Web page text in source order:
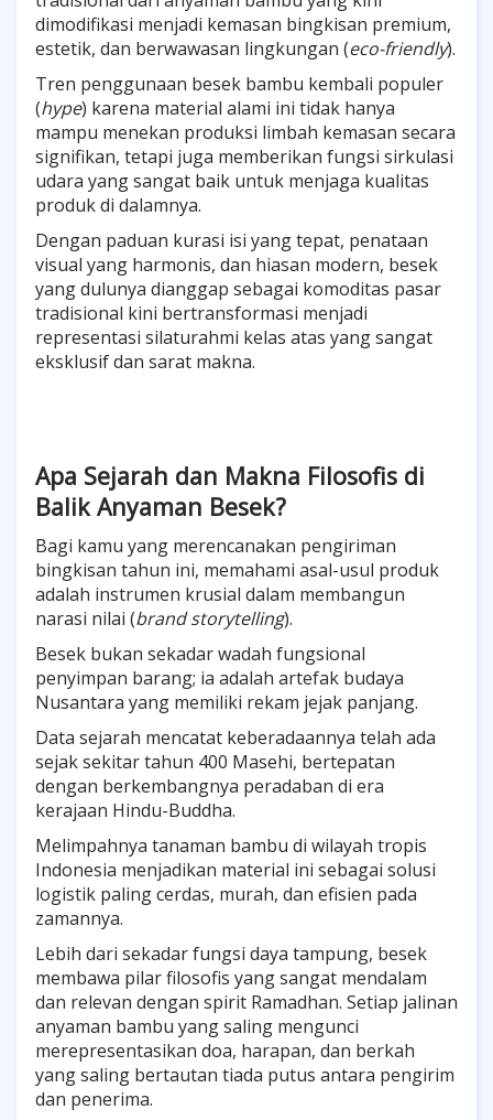
dimodifikasi menjadi kemasan bingkisan premium,
estetik, dan berwawasan lingkungan (eco-friendly).
Tren penggunaan besek bambu kembali populer
(hype) karena material alami ini tidak hanya
mampu menekan produksi limbah kemasan secara
signifikan, tetapi juga memberikan fungsi sirkulasi
udara yang sangat baik untuk menjaga kualitas
produk di dalamnya.
Dengan paduan kurasi isi yang tepat, penataan
visual yang harmonis, dan hiasan modern, besek
yang dulunya dianggap sebagai komoditas pasar
tradisional kini bertransformasi menjadi
representasi silaturahmi kelas atas yang sangat
eksklusif dan sarat makna.
Apa Sejarah dan Makna Filosofis di
Balik Anyaman Besek?
Bagi kamu yang merencanakan pengiriman
bingkisan tahun ini, memahami asal-usul produk
adalah instrumen krusial dalam membangun
narasi nilai (brand storytelling).
Besek bukan sekadar wadah fungsional
penyimpan barang; ia adalah artefak budaya
Nusantara yang memiliki rekam jejak panjang.
Data sejarah mencatat keberadaannya telah ada
sejak sekitar tahun 400 Masehi, bertepatan
dengan berkembangnya peradaban di era
kerajaan Hindu-Buddha.
Melimpahnya tanaman bambu di wilayah tropis
Indonesia menjadikan material ini sebagai solusi
logistik paling cerdas, murah, dan efisien pada
zamannya.
Lebih dari sekadar fungsi daya tampung, besek
membawa pilar filosofis yang sangat mendalam
dan relevan dengan spirit Ramadhan. Setiap jalinan
anyaman bambu yang saling mengunci
merepresentasikan doa, harapan, dan berkah
yang saling bertautan tiada putus antara pengirim
dan penerima.